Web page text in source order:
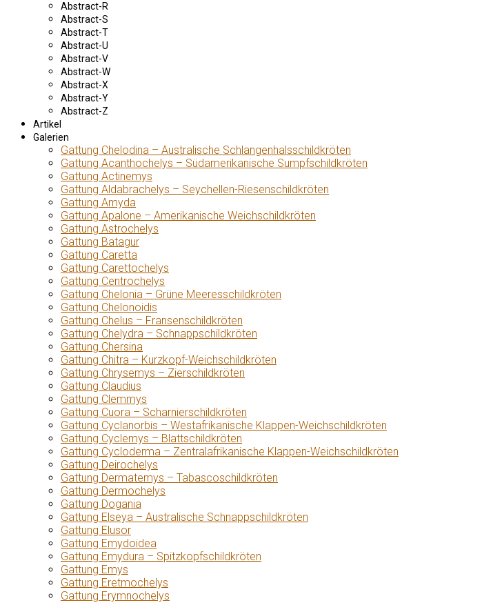
Abstract-R
Abstract-S
Abstract-T
Abstract-U
Abstract-V
Abstract-W
Abstract-X
Abstract-Y
Abstract-Z
Artikel
Galerien
Gattung Chelodina – Australische Schlangenhalsschildkröten
Gattung Acanthochelys – Südamerikanische Sumpfschildkröten
Gattung Actinemys
Gattung Aldabrachelys – Seychellen-Riesenschildkröten
Gattung Amyda
Gattung Apalone – Amerikanische Weichschildkröten
Gattung Astrochelys
Gattung Batagur
Gattung Caretta
Gattung Carettochelys
Gattung Centrochelys
Gattung Chelonia – Grüne Meeresschildkröten
Gattung Chelonoidis
Gattung Chelus – Fransenschildkröten
Gattung Chelydra – Schnappschildkröten
Gattung Chersina
Gattung Chitra – Kurzkopf-Weichschildkröten
Gattung Chrysemys – Zierschildkröten
Gattung Claudius
Gattung Clemmys
Gattung Cuora – Scharnierschildkröten
Gattung Cyclanorbis – Westafrikanische Klappen-Weichschildkröten
Gattung Cyclemys – Blattschildkröten
Gattung Cycloderma – Zentralafrikanische Klappen-Weichschildkröten
Gattung Deirochelys
Gattung Dermatemys – Tabascoschildkröten
Gattung Dermochelys
Gattung Dogania
Gattung Elseya – Australische Schnappschildkröten
Gattung Elusor
Gattung Emydoidea
Gattung Emydura – Spitzkopfschildkröten
Gattung Emys
Gattung Eretmochelys
Gattung Erymnochelys